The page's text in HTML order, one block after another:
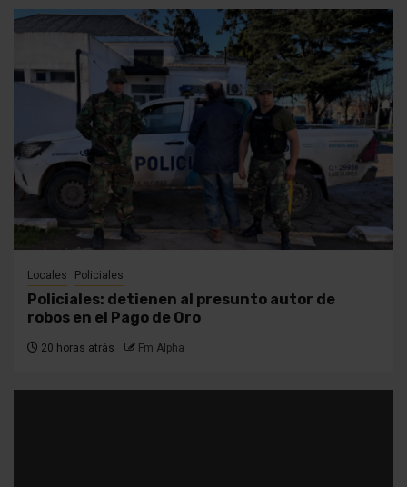
Locales Policiales
Policiales: detienen al presunto autor de
robos en el Pago de Oro
20 horas atrás Fm Alpha